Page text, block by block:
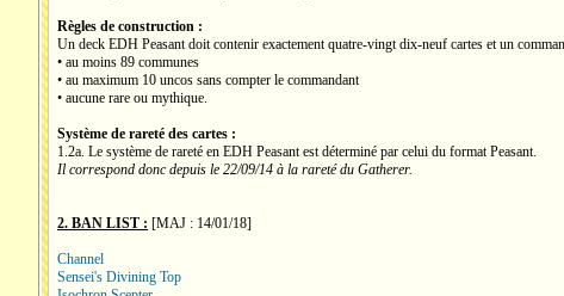
Règles de construction :
Un deck EDH Peasant doit contenir exactement quatre-vingt dix-neuf cartes et un
• au moins 89 communes
• au maximum 10 uncos sans compter le commandant
• aucune rare ou mythique.
Système de rareté des cartes :
1.2a. Le système de rareté en EDH Peasant est déterminé par celui du format Peasant.
Il correspond donc depuis le 22/09/14 à la rareté du Gatherer.
2. BAN LIST : [MAJ : 14/01/18]
Channel
Sensei's Divining Top